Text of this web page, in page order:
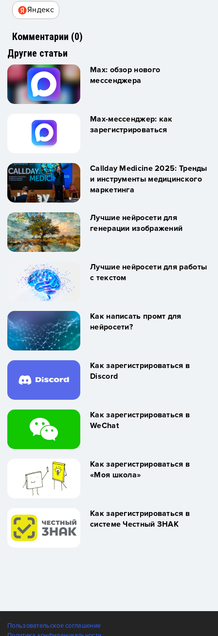
Яндекс
Комментарии (0)
Другие статьи
Max: обзор нового
мессенджера
Max-мессенджер: как
зарегистрироваться
Callday Medicine 2025: Тренды
и инструменты медицинского
маркетинга
Лучшие нейросети для
генерации изображений
Лучшие нейросети для работы
с текстом
Как написать промт для
нейросети?
Как зарегистрироваться в
Discord
Как зарегистрироваться в
WeChat
Как зарегистрироваться в
«Моя школа»
Как зарегистрироваться в
системе Честный ЗНАК
Пользовательское соглашение